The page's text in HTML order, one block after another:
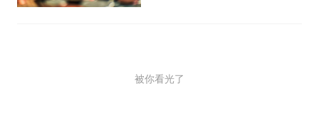
被你看光了